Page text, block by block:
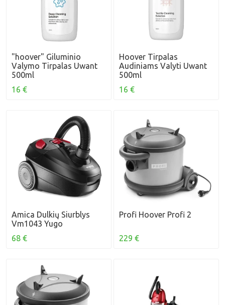
"hoover" Giluminio
Valymo Tirpalas Uwant
500ml
16 €
Hoover Tirpalas
Audiniams Valyti Uwant
500ml
16 €
Amica Dulkių Siurblys
Vm1043 Yugo
68 €
Profi Hoover Profi 2
229 €